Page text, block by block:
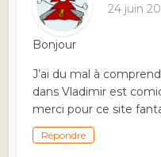
24 juin
Bonjour
J’ai du mal à
dans Vladimir est
merci pour ce site
Répondre